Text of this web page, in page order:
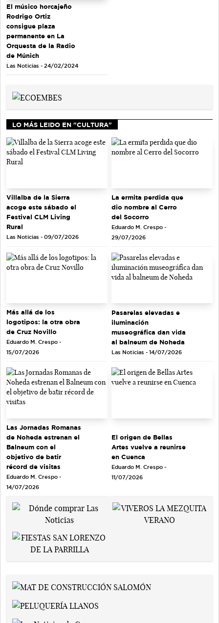
El músico horcajeño
Rodrigo Ortiz
consigue plaza
permanente en La
Orquesta de la Radio
de Múnich
Las Noticias - 24/02/2024
LO MÁS LEIDO EN "CULTURA"
Villalba de la Sierra
acoge este sábado el
Festival CLM Living
Rural
Las Noticias - 09/07/2026
La ermita perdida que
dio nombre al Cerro
del Socorro
Eduardo M. Crespo -
29/07/2026
Más allá de los
logotipos: la otra obra
de Cruz Novillo
Eduardo M. Crespo -
15/07/2026
Pasarelas elevadas e
iluminación
museográfica dan vida
al balneum de Noheda
Las Noticias - 14/07/2026
Las Jornadas Romanas
de Noheda estrenan el
Balneum con el
objetivo de batir
récord de visitas
Eduardo M. Crespo -
14/07/2026
El origen de Bellas
Artes vuelve a reunirse
en Cuenca
Eduardo M. Crespo -
11/07/2026